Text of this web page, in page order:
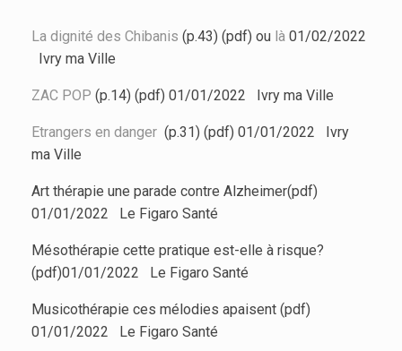
La dignité des Chibanis (p.43) (pdf) ou là 01/02/2022
Ivry ma Ville
ZAC POP (p.14) (pdf) 01/01/2022 Ivry ma Ville
Etrangers en danger (p.31) (pdf) 01/01/2022 Ivry
ma Ville
Art thérapie une parade contre Alzheimer(pdf)
01/01/2022 Le Figaro Santé
Mésothérapie cette pratique est-elle à risque?
(pdf)01/01/2022 Le Figaro Santé
Musicothérapie ces mélodies apaisent (pdf)
01/01/2022 Le Figaro Santé